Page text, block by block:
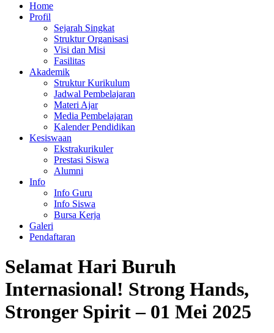
Home
Profil
Sejarah Singkat
Struktur Organisasi
Visi dan Misi
Fasilitas
Akademik
Struktur Kurikulum
Jadwal Pembelajaran
Materi Ajar
Media Pembelajaran
Kalender Pendidikan
Kesiswaan
Ekstrakurikuler
Prestasi Siswa
Alumni
Info
Info Guru
Info Siswa
Bursa Kerja
Galeri
Pendaftaran
Selamat Hari Buruh
Internasional! Strong Hands,
Stronger Spirit – 01 Mei 2025